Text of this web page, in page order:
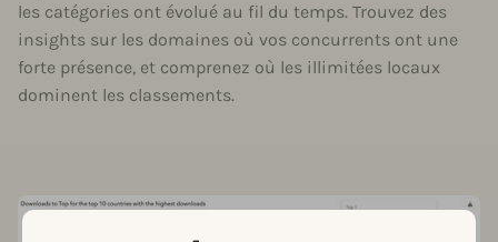
les catégories ont évolué au fil du temps. Trouvez des
insights sur les domaines où vos concurrents ont une
forte présence, et comprenez où les illimitées locaux
dominent les classements.